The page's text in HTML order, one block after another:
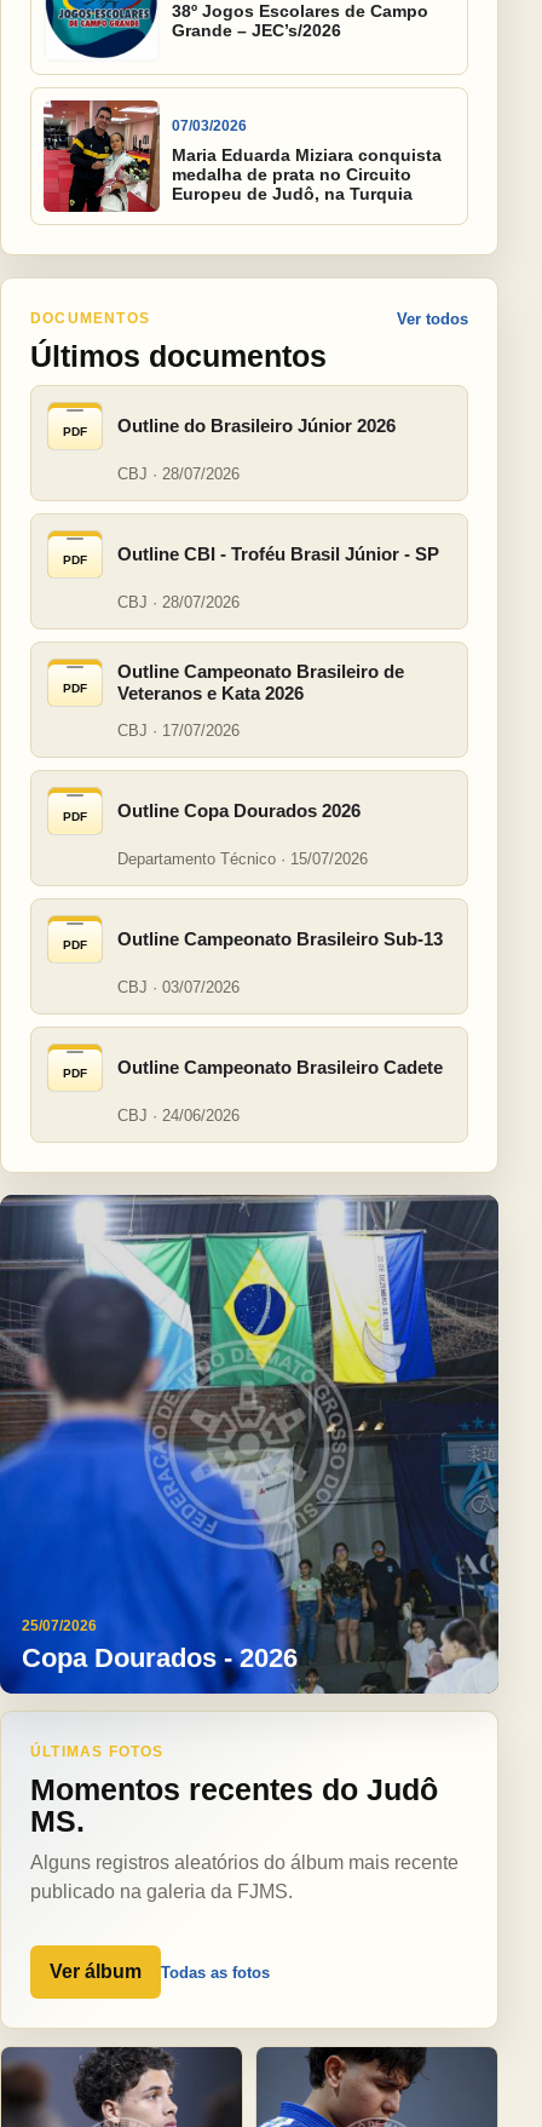
38º Jogos Escolares de Campo
Grande – JEC’s/2026
07/03/2026
Maria Eduarda Miziara conquista
medalha de prata no Circuito
Europeu de Judô, na Turquia
DOCUMENTOS
Últimos documentos
Ver todos
PDF Outline do Brasileiro Júnior 2026
CBJ · 28/07/2026
PDF Outline CBI - Troféu Brasil Júnior - SP
CBJ · 28/07/2026
PDF
Outline Campeonato Brasileiro de
Veteranos e Kata 2026
CBJ · 17/07/2026
PDF Outline Copa Dourados 2026
Departamento Técnico · 15/07/2026
PDF Outline Campeonato Brasileiro Sub-13
CBJ · 03/07/2026
PDF Outline Campeonato Brasileiro Cadete
CBJ · 24/06/2026
25/07/2026
Copa Dourados - 2026
ÚLTIMAS FOTOS
Momentos recentes do Judô
MS.
Alguns registros aleatórios do álbum mais recente
publicado na galeria da FJMS.
Ver álbum Todas as fotos